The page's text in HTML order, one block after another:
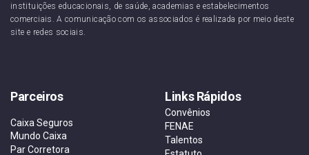
instituições educacionais, de saúde, academias e estabelecimentos
comerciais. A comunicação com os associados é realizada por meio deste
site e redes sociais.
Parceiros
Caixa Seguros
Mundo Caixa
Par Corretora
Links Rápidos
Convênios
FENAE
Talentos